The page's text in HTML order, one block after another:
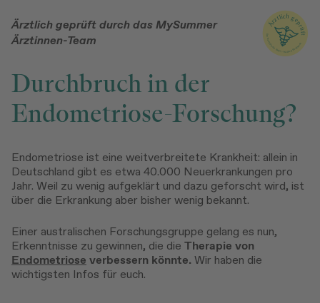
Ärztlich geprüft durch das MySummer
Ärztinnen-Team
Durchbruch in der
Endometriose-Forschung?
Endometriose ist eine weitverbreitete Krankheit: allein in
Deutschland gibt es etwa 40.000 Neuerkrankungen pro
Jahr. Weil zu wenig aufgeklärt und dazu geforscht wird, ist
über die Erkrankung aber bisher wenig bekannt.
Einer australischen Forschungsgruppe gelang es nun,
Erkenntnisse zu gewinnen, die die Therapie von
Endometriose verbessern könnte. Wir haben die
wichtigsten Infos für euch.